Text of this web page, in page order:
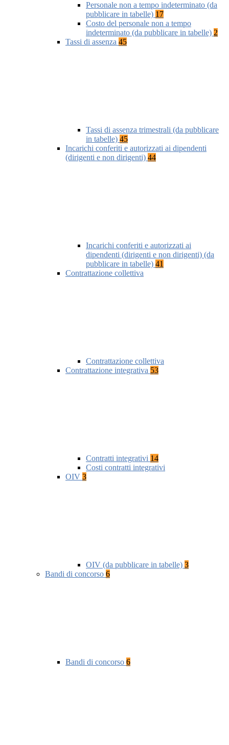
Personale non a tempo indeterminato (da
pubblicare in tabelle) 17
Costo del personale non a tempo
indeterminato (da pubblicare in tabelle) 2
Tassi di assenza 45
Tassi di assenza trimestrali (da pubblicare
in tabelle) 45
Incarichi conferiti e autorizzati ai dipendenti
(dirigenti e non dirigenti) 44
Incarichi conferiti e autorizzati ai
dipendenti (dirigenti e non dirigenti) (da
pubblicare in tabelle) 41
Contrattazione collettiva
Contrattazione collettiva
Contrattazione integrativa 53
Contratti integrativi 14
Costi contratti integrativi
OIV 3
OIV (da pubblicare in tabelle) 3
Bandi di concorso 6
Bandi di concorso 6